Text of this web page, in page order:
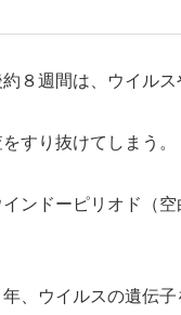
８週間は、ウイルス
すり抜けてしまう。
ンドーピリオド（空
、ウイルスの遺伝子